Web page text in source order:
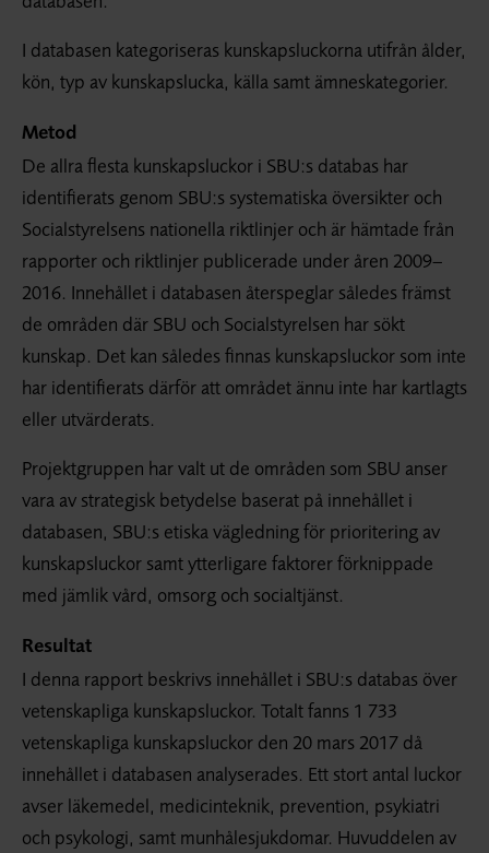
I databasen kategoriseras kunskapsluckorna utifrån ålder,
kön, typ av kunskapslucka, källa samt ämneskategorier.
Metod
De allra flesta kunskapsluckor i SBU:s databas har
identifierats genom SBU:s systematiska översikter och
Socialstyrelsens nationella riktlinjer och är hämtade från
rapporter och riktlinjer publicerade under åren 2009–
2016. Innehållet i databasen återspeglar således främst
de områden där SBU och Socialstyrelsen har sökt
kunskap. Det kan således finnas kunskapsluckor som inte
har identifierats därför att området ännu inte har kartlagts
eller utvärderats.
Projektgruppen har valt ut de områden som SBU anser
vara av strategisk betydelse baserat på innehållet i
databasen, SBU:s etiska vägledning för prioritering av
kunskapsluckor samt ytterligare faktorer förknippade
med jämlik vård, omsorg och socialtjänst.
Resultat
I denna rapport beskrivs innehållet i SBU:s databas över
vetenskapliga kunskapsluckor. Totalt fanns 1 733
vetenskapliga kunskapsluckor den 20 mars 2017 då
innehållet i databasen analyserades. Ett stort antal luckor
avser läkemedel, medicinteknik, prevention, psykiatri
och psykologi, samt munhålesjukdomar. Huvuddelen av